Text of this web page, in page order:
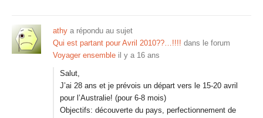
athy a répondu au sujet
Qui est partant pour Avril 2010??…!!!! dans le forum
Voyager ensemble il y a 16 ans
Salut,
J’ai 28 ans et je prévois un départ vers le 15-20 avril
pour l’Australie! (pour 6-8 mois)
Objectifs: découverte du pays, perfectionnement de